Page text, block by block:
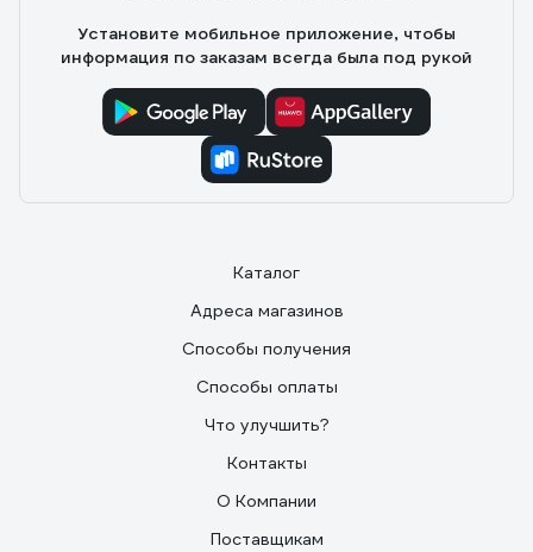
Установите мобильное приложение, чтобы
информация по заказам всегда была под рукой
Каталог
Адреса магазинов
Способы получения
Способы оплаты
Что улучшить?
Контакты
О Компании
Поставщикам